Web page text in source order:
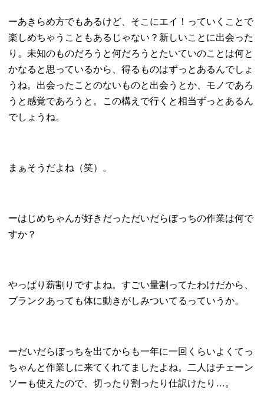
ーあきらめ方でもあるけど、そこにエイ！っていくことで
楽しめちゃうこともあるじゃない？新しいことに出会った
り。未知のものだろうと何だろうとたいていのことは何と
かなると思っているから、得るものはずっとあるんでしょ
うね。出会ったことのないものと出会うとか、モノであろ
うと感覚であろうと。この構えで行くと相当ずっとあるん
でしょうね。
まぁそうだよね（笑）。
ーはじめちゃんが好きだっただいだらぼっちの作業は何で
すか？
やっぱり薪割りですよね。すごい量割ってたわけだから、
ブランクあっても体に動きがしみついてるっていうか。
ーだいだらぼっちを出てからも一年に一回くらいよくてっ
ちゃんと作業しに来てくれてましたよね。二人はチェーン
ソーも使えたので、切ったり割ったり仕訳けたり…。